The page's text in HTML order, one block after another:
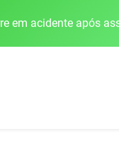
em acidente após